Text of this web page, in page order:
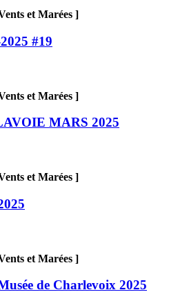
et Marées ]
#19
et Marées ]
MARS 2025
et Marées ]
et Marées ]
de Charlevoix 2025